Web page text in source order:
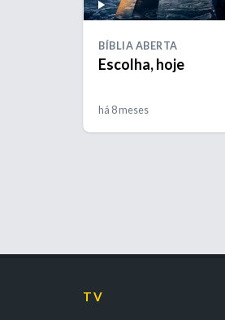
BÍBLIA ABERTA
Escolha, hoje
há 8 meses
TV